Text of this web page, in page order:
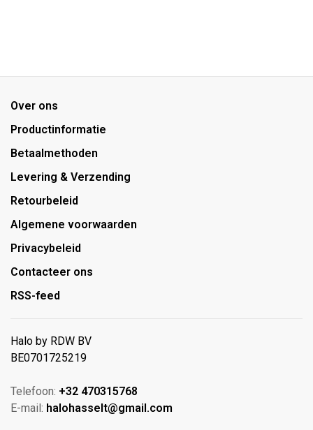
Over ons
Productinformatie
Betaalmethoden
Levering & Verzending
Retourbeleid
Algemene voorwaarden
Privacybeleid
Contacteer ons
RSS-feed
Halo by RDW BV
BE0701725219
Telefoon: +32 470315768
E-mail: halohasselt@gmail.com